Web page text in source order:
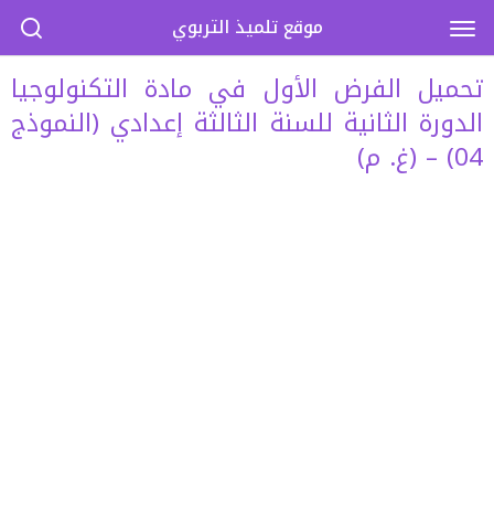
تحميل الفرض الأول في مادة التكنولوجيا
الدورة الثانية للسنة الثالثة إعدادي (النموذج
04) – (غ. م)
موقع تلميذ التربوي